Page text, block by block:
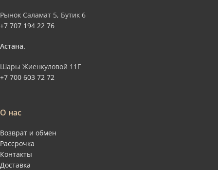
Рынок Саламат 5, Бутик 6
+7 707 194 22 76
Астана.
Шары Жиенкуловой 11Г
+7 700 603 72 72
О нас
Возврат и обмен
Рассрочка
Контакты
Доставка